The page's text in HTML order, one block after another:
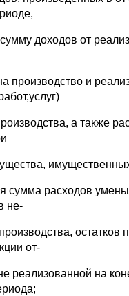
доходов от
производство и
а также
сумма расходов
не-
остатков
от-
реализованной на